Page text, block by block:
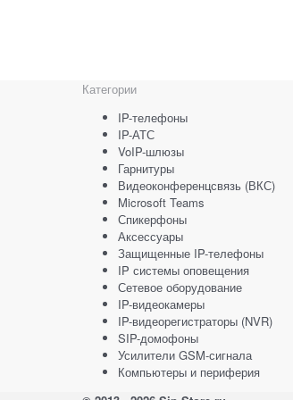
Категории
IP-телефоны
IP-АТС
VoIP-шлюзы
Гарнитуры
Видеоконференцсвязь (ВКС)
Microsoft Teams
Спикерфоны
Аксессуары
Защищенные IP-телефоны
IP системы оповещения
Сетевое оборудование
IP-видеокамеры
IP-видеорегистраторы (NVR)
SIP-домофоны
Усилители GSM-сигнала
Компьютеры и периферия